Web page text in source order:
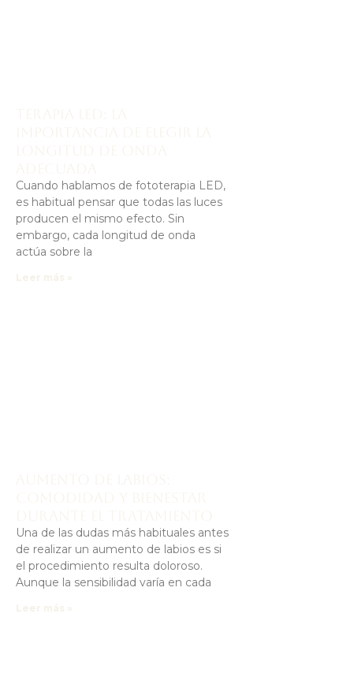
Cuando hablamos de fototerapia LED,
es habitual pensar que todas las luces
producen el mismo efecto. Sin
embargo, cada longitud de onda
actúa sobre la
Una de las dudas más habituales antes
de realizar un aumento de labios es si
el procedimiento resulta doloroso.
Aunque la sensibilidad varía en cada